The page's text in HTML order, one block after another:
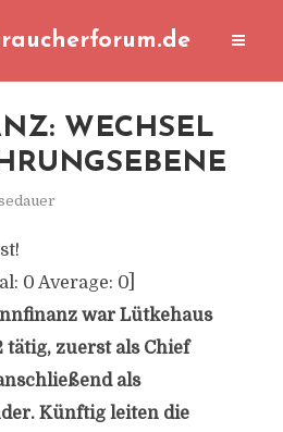
WECHSEL
0 Average: 0]
war Lütkehaus
tätig, zuerst als Chief
als
Künftig leiten die